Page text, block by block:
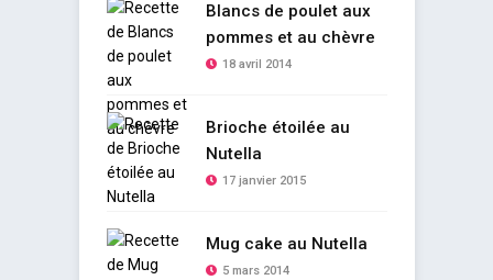
Blancs de poulet aux
pommes et au chèvre
18 avril 2014
Brioche étoilée au
Nutella
17 janvier 2015
Mug cake au Nutella
5 mars 2014